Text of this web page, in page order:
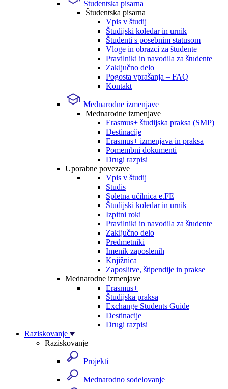
Študentska pisarna
Študentska pisarna
Vpis v študij
Študijski koledar in urnik
Študenti s posebnim statusom
Vloge in obrazci za študente
Pravilniki in navodila za študente
Zaključno delo
Pogosta vprašanja – FAQ
Kontakt
Mednarodne izmenjave
Mednarodne izmenjave
Erasmus+ študijska praksa (SMP)
Destinacije
Erasmus+ izmenjava in praksa
Pomembni dokumenti
Drugi razpisi
Uporabne povezave
Vpis v študij
Studis
Spletna učilnica e.FE
Študijski koledar in urnik
Izpitni roki
Pravilniki in navodila za študente
Zaključno delo
Predmetniki
Imenik zaposlenih
Knjižnica
Zaposlitve, štipendije in prakse
Mednarodne izmenjave
Erasmus+
Študijska praksa
Exchange Students Guide
Destinacije
Drugi razpisi
Raziskovanje
Raziskovanje
Projekti
Mednarodno sodelovanje